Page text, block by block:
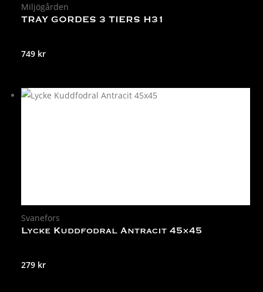
Miljögården
TRAY GORDES 3 TIERS H31
749 kr
Svanefors
Lycke Kuddfodral Antracit 45×45
279 kr